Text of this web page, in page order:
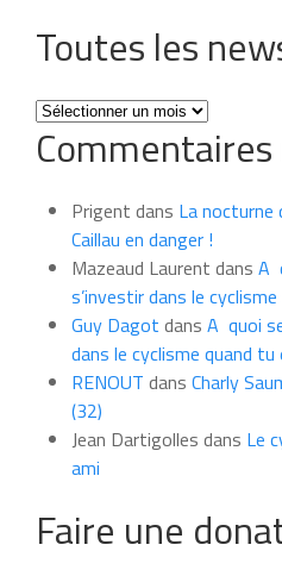
Toutes les
Toutes
les
news
moisPrigent dans La nocturne
Caillau en danger !
Mazeaud Laurent dans A
s’investir dans le
Guy Dagot dans A quoi
dans le cyclisme quand
RENOUT dans Charly
(32)
Jean Dartigolles dans Le
ami
Faire une